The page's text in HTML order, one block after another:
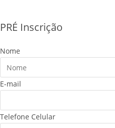
PRÉ Inscrição
Nome
E-mail
Telefone Celular